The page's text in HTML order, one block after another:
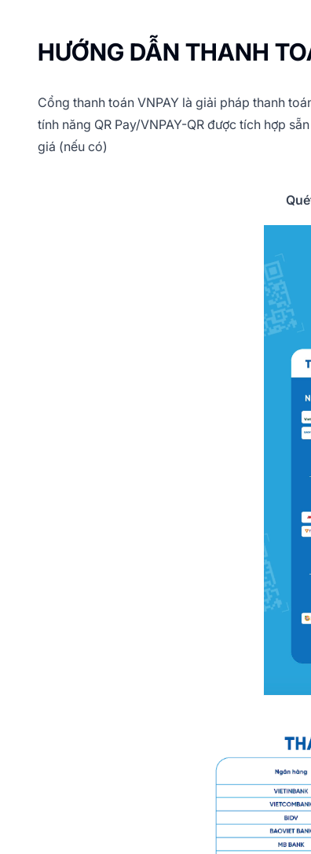
HƯỚNG DẪN THANH
Cổng thanh toán VNPAY là giải pháp thanh
tính năng QR Pay/VNPAY-QR được tích hợp
giá (nếu có)